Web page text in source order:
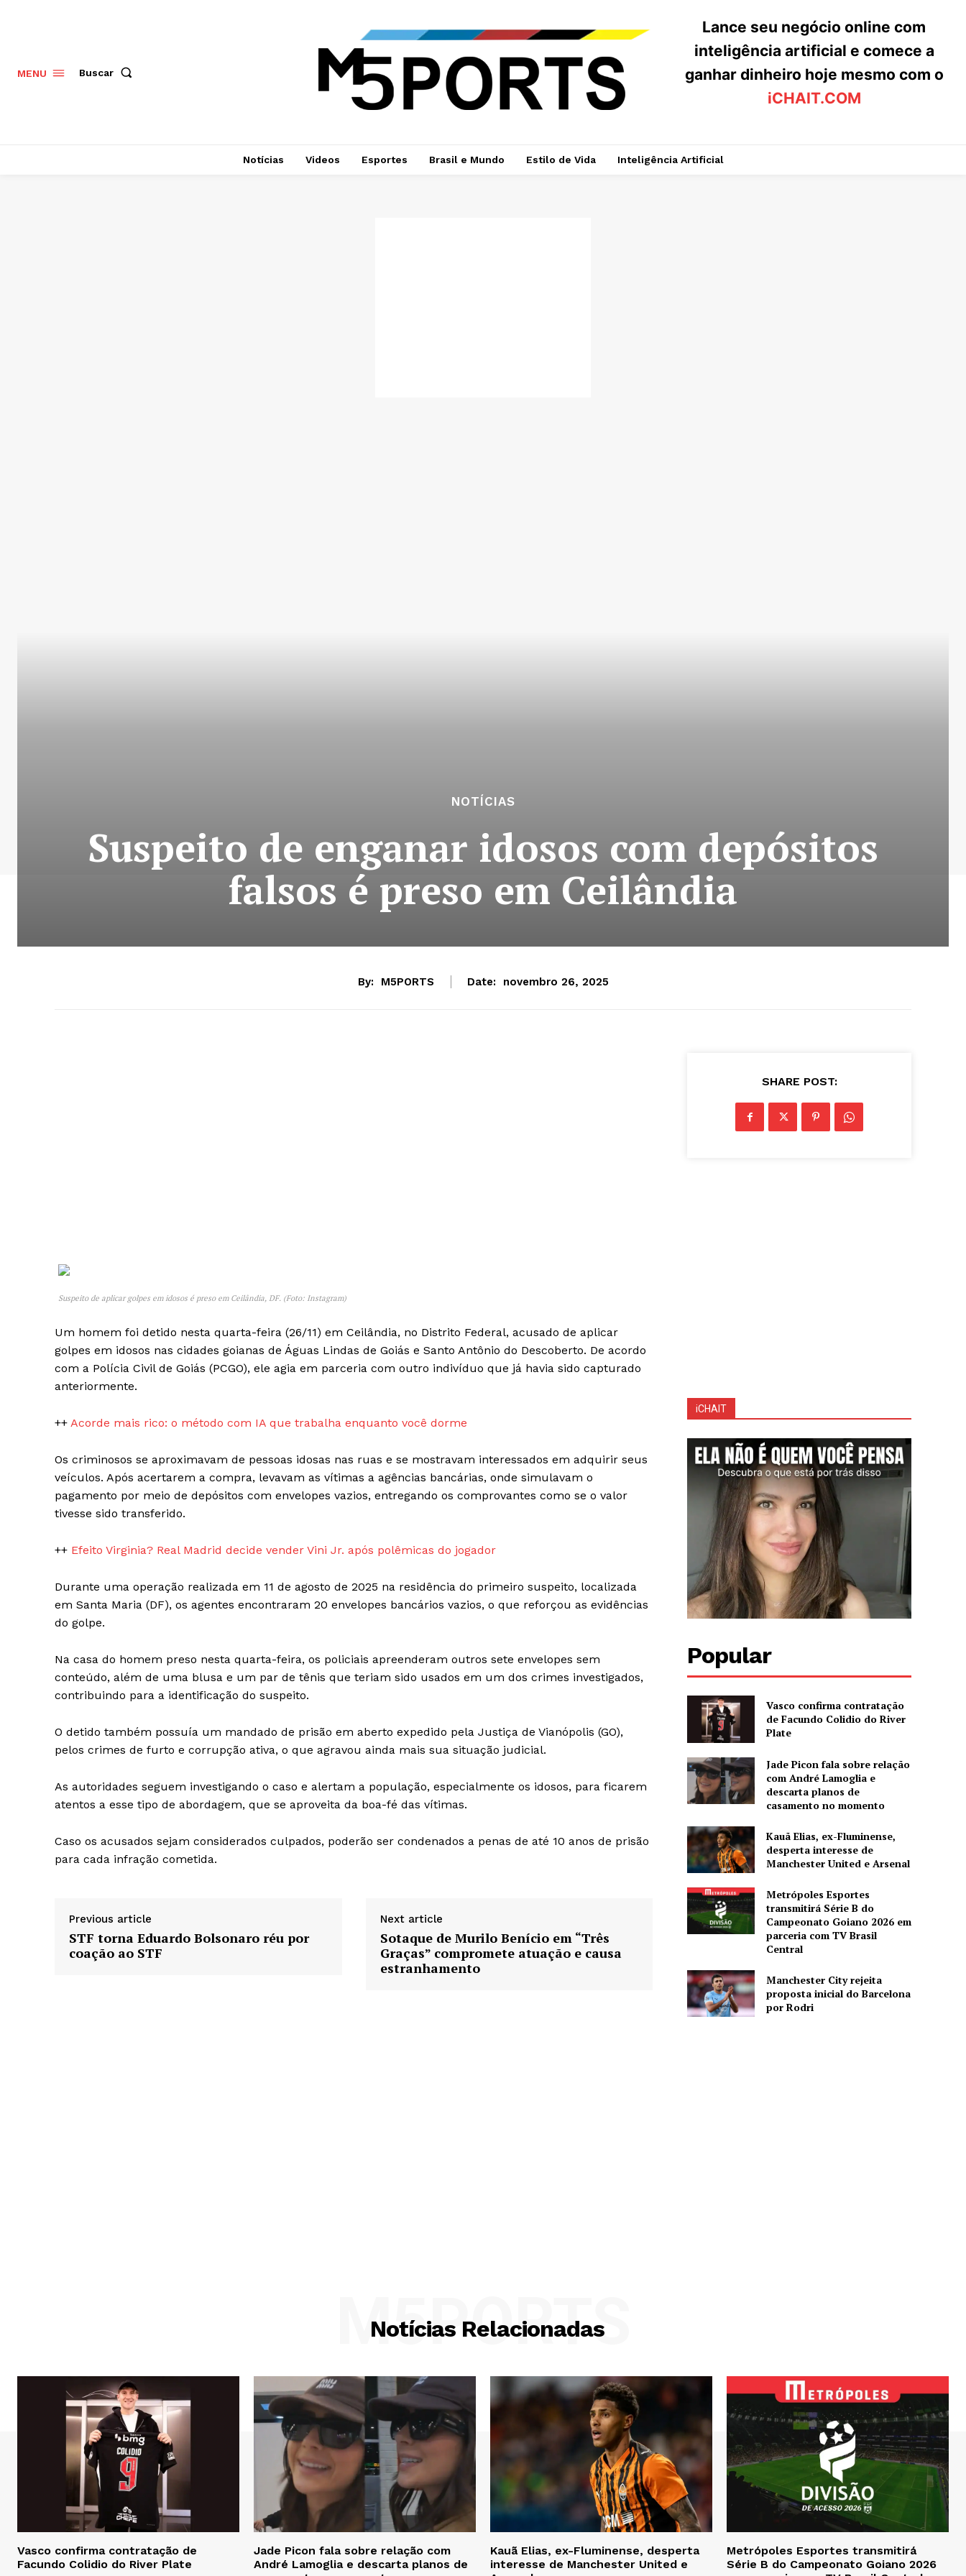
iCHAIT
Inteligência Artificial
SAIBA MAIS
M5PORTS
Sobre Nós
Contato
Termos de Serviços
RSS
MENU Buscar
Lance seu negócio online com
inteligência artificial e comece a
ganhar dinheiro hoje mesmo com o
iCHAIT.COM
Notícias Videos Esportes Brasil e Mundo Estilo de Vida Inteligência Artificial
NOTÍCIAS
Suspeito de enganar idosos com depósitos
falsos é preso em Ceilândia
By: M5PORTS Date: novembro 26, 2025
Suspeito de aplicar golpes em idosos é preso em Ceilândia, DF. (Foto: Instagram)
Um homem foi detido nesta quarta-feira (26/11) em Ceilândia, no Distrito Federal, acusado de aplicar
golpes em idosos nas cidades goianas de Águas Lindas de Goiás e Santo Antônio do Descoberto. De acordo
com a Polícia Civil de Goiás (PCGO), ele agia em parceria com outro indivíduo que já havia sido capturado
anteriormente.
++ Acorde mais rico: o método com IA que trabalha enquanto você dorme
Os criminosos se aproximavam de pessoas idosas nas ruas e se mostravam interessados em adquirir seus
veículos. Após acertarem a compra, levavam as vítimas a agências bancárias, onde simulavam o
pagamento por meio de depósitos com envelopes vazios, entregando os comprovantes como se o valor
tivesse sido transferido.
++ Efeito Virginia? Real Madrid decide vender Vini Jr. após polêmicas do jogador
Durante uma operação realizada em 11 de agosto de 2025 na residência do primeiro suspeito, localizada
em Santa Maria (DF), os agentes encontraram 20 envelopes bancários vazios, o que reforçou as evidências
do golpe.
Na casa do homem preso nesta quarta-feira, os policiais apreenderam outros sete envelopes sem
conteúdo, além de uma blusa e um par de tênis que teriam sido usados em um dos crimes investigados,
contribuindo para a identificação do suspeito.
O detido também possuía um mandado de prisão em aberto expedido pela Justiça de Vianópolis (GO),
pelos crimes de furto e corrupção ativa, o que agravou ainda mais sua situação judicial.
As autoridades seguem investigando o caso e alertam a população, especialmente os idosos, para ficarem
atentos a esse tipo de abordagem, que se aproveita da boa-fé das vítimas.
Caso os acusados sejam considerados culpados, poderão ser condenados a penas de até 10 anos de prisão
para cada infração cometida.
Previous article
STF torna Eduardo Bolsonaro réu por
coação ao STF
Next article
Sotaque de Murilo Benício em “Três
Graças” compromete atuação e causa
estranhamento
SHARE POST:
iCHAIT
Popular
Vasco confirma contratação
de Facundo Colidio do River
Plate
Jade Picon fala sobre relação
com André Lamoglia e
descarta planos de
casamento no momento
Kauã Elias, ex-Fluminense,
desperta interesse de
Manchester United e Arsenal
Metrópoles Esportes
transmitirá Série B do
Campeonato Goiano 2026 em
parceria com TV Brasil
Central
Manchester City rejeita
proposta inicial do Barcelona
por Rodri
Notícias Relacionadas
M5PORTS
Vasco confirma contratação de
Facundo Colidio do River Plate
Jade Picon fala sobre relação com
André Lamoglia e descarta planos de
Kauã Elias, ex-Fluminense, desperta
interesse de Manchester United e
Metrópoles Esportes transmitirá
Série B do Campeonato Goiano 2026